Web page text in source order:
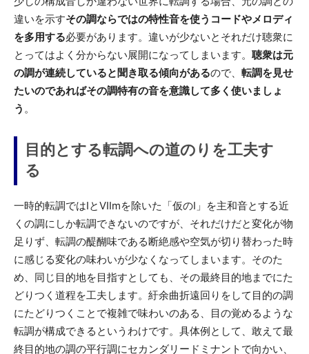
違いを示すその調ならではの特性音を使うコードやメロディ
を多用する必要があります。違いが少ないとそれだけ聴衆に
とってはよく分からない展開になってしまいます。 聴衆は元
の調が連続していると聞き取る傾向があるので、 転調を見せ
たいのであればその調特有の音を意識して多く使いましょ
う 。
目的とする転調への道のりを工夫す
る
一時的転調ではIとVIImを除いた「仮のI」を主和音とする近
くの調にしか転調できないのですが、それだけだと変化が物
足りず、転調の醍醐味である断絶感や空気が切り替わった時
に感じる変化の味わいが少なくなってしまいます。そのた
め、同じ目的地を目指すとしても、その最終目的地までにた
どりつく道程を工夫します。紆余曲折遠回りをして目的の調
にたどりつくことで複雑で味わいのある、目の覚めるような
転調が構成できるというわけです。具体例として、敢えて最
終目的地の調の平行調にセカンダリードミナントで向かい、